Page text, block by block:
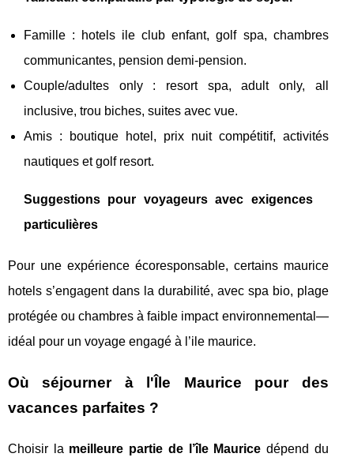
Famille : hotels ile club enfant, golf spa, chambres
communicantes, pension demi-pension.
Couple/adultes only : resort spa, adult only, all
inclusive, trou biches, suites avec vue.
Amis : boutique hotel, prix nuit compétitif, activités
nautiques et golf resort.
Suggestions pour voyageurs avec exigences
particulières
Pour une expérience écoresponsable, certains maurice
hotels s’engagent dans la durabilité, avec spa bio, plage
protégée ou chambres à faible impact environnemental—
idéal pour un voyage engagé à l’ile maurice.
Où séjourner à l'Île Maurice pour des
vacances parfaites ?
Choisir la meilleure partie de l’île Maurice dépend du